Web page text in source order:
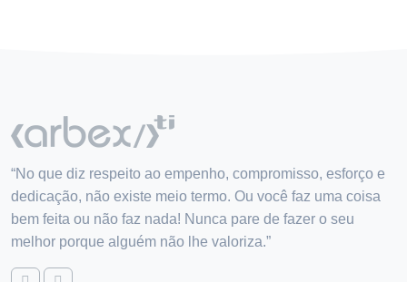
“No que diz respeito ao empenho, compromisso, esforço e
dedicação, não existe meio termo. Ou você faz uma coisa
bem feita ou não faz nada! Nunca pare de fazer o seu
melhor porque alguém não lhe valoriza.”